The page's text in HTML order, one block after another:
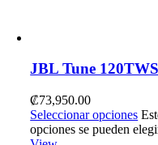
JBL Tune 120TWS
₡73,950.00
Seleccionar opciones
opciones se pueden